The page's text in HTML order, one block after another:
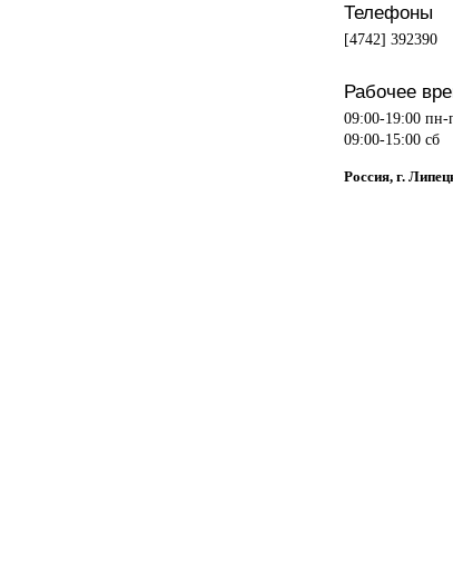
Телефоны
[4742] 392390
Рабочее
09:00-19:00 пн-
09:00-15:00 сб
Россия, г.